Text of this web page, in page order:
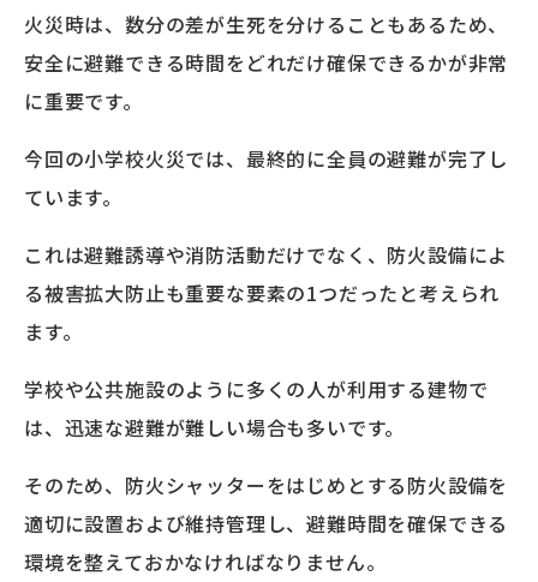
火災時は、数分の差が生死を分けることもあるため、
安全に避難できる時間をどれだけ確保できるかが非常
に重要です。
今回の小学校火災では、最終的に全員の避難が完了し
ています。
これは避難誘導や消防活動だけでなく、防火設備によ
る被害拡大防止も重要な要素の1つだったと考えられ
ます。
学校や公共施設のように多くの人が利用する建物で
は、迅速な避難が難しい場合も多いです。
そのため、防火シャッターをはじめとする防火設備を
適切に設置および維持管理し、避難時間を確保できる
環境を整えておかなければなりません。